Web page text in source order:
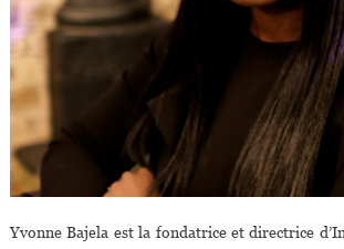
Yvonne Bajela est la fondatrice et directrice